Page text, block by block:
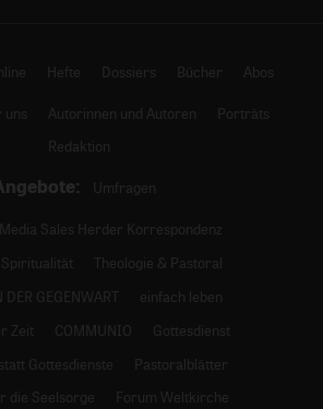
Hefte Dossiers Bücher Abos
Autorinnen und Autoren
Porträts
Redaktion
Umfragen
Media Sales Herder Korrespondenz
Theologie & Pastoral
GEGENWART
einfach leben
Zeit
COMMUNIO
Gottesdienst
Gottesdienste
Pastoralblätter
die Seelsorge
Forum Weltkirche